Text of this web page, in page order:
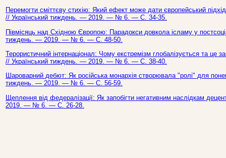
Перемогти сміттєву стихію: Який ефект може дати європейський
// Український тиждень. — 2019. — № 6. — С. 34-35.
Півмісяць над Східною Європою: Парадокси довкола ісламу у
тиждень. — 2019. — № 6. — С. 48-50.
Терористичний інтернаціонал: Чому екстремізм глобалізується та це
// Український тиждень. — 2019. — № 6. — С. 38-40.
Шароварний дебют: Як російська монархія створювала "ролі" для
тиждень. — 2019. — № 6. — С. 56-59.
Щеплення від федералізації: Як запобігти негативним наслідкам
2019. — № 6. — С. 26-28.